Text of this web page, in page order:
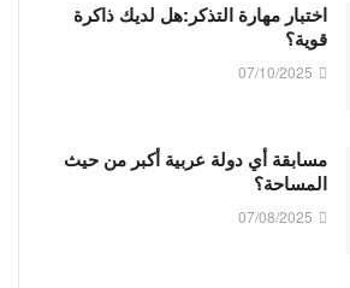
اختبار مهارة التذكر:هل لديك ذاكرة
قوية؟
07/10/2025
مسابقة أي دولة عربية أكبر من حيث
المساحة؟
07/08/2025